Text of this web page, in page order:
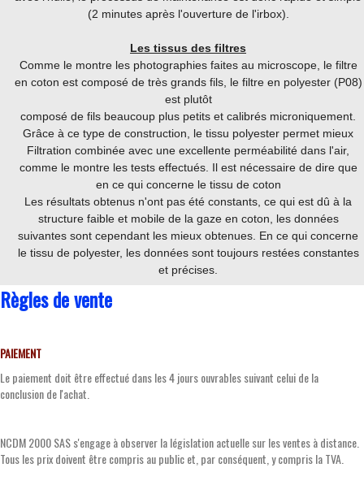
(2 minutes après l'ouverture de l'irbox).
Les tissus des filtres
Comme le montre les photographies faites au microscope, le filtre
en coton est composé de très grands fils, le filtre en polyester (P08)
est plutôt
composé de fils beaucoup plus petits et calibrés microniquement.
Grâce à ce type de construction, le tissu polyester permet mieux
Filtration combinée avec une excellente perméabilité dans l'air,
comme le montre les tests effectués. Il est nécessaire de dire que
en ce qui concerne le tissu de coton
Les résultats obtenus n'ont pas été constants, ce qui est dû à la
structure faible et mobile de la gaze en coton, les données
suivantes sont cependant les mieux obtenues. En ce qui concerne
le tissu de polyester, les données sont toujours restées constantes
et précises.
Règles de vente
PAIEMENT
Le paiement doit être effectué dans les 4 jours ouvrables suivant celui de la
conclusion de l'achat.
NCDM 2000 SAS s'engage à observer la législation actuelle sur les ventes à distance.
Tous les prix doivent être compris au public et, par conséquent, y compris la TVA.